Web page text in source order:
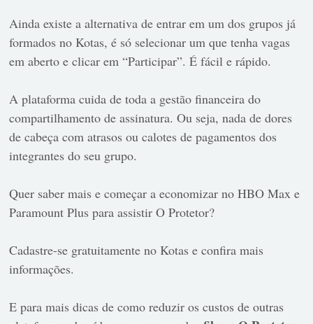
Ainda existe a alternativa de entrar em um dos grupos já
formados no Kotas, é só selecionar um que tenha vagas
em aberto e clicar em “Participar”. É fácil e rápido.
A plataforma cuida de toda a gestão financeira do
compartilhamento de assinatura. Ou seja, nada de dores
de cabeça com atrasos ou calotes de pagamentos dos
integrantes do seu grupo.
Quer saber mais e começar a economizar no HBO Max e
Paramount Plus para assistir O Protetor?
Cadastre-se gratuitamente no Kotas e confira mais
informações.
E para mais dicas de como reduzir os custos de outras